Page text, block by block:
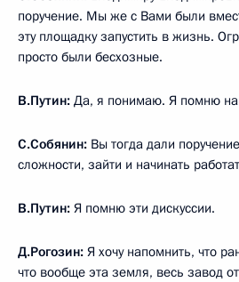
поручение. Мы же с Вами были
эту площадку запустить в жизнь.
просто были бесхозные.
В.Путин: Да, я понимаю. Я помню
С.Собянин: Вы тогда дали
сложности, зайти и начинать
В.Путин: Я помню эти дискуссии.
Д.Рогозин: Я хочу напомнить, что
что вообще эта земля, весь завод